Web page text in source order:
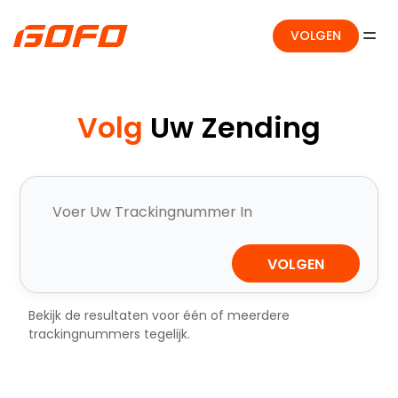
VOLGEN
Volg Uw Zending
VOLGEN
Bekijk de resultaten voor één of meerdere
trackingnummers tegelijk.